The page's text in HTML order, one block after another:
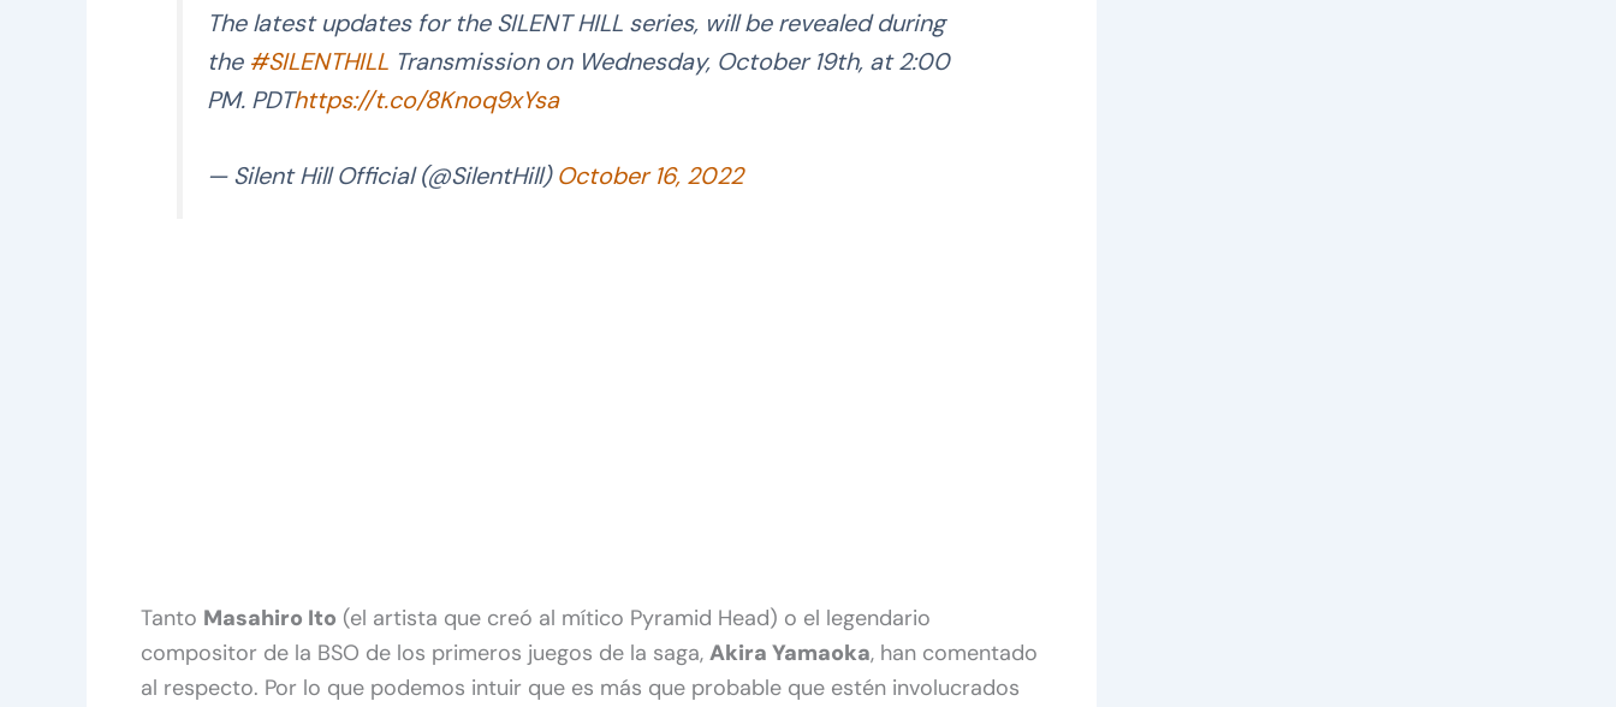
The latest updates for the SILENT HILL series, will be revealed during
the #SILENTHILLTransmission on Wednesday, October 19th, at 2:00
PM. PDThttps://t.co/8Knoq9xYsa
— Silent Hill Official (@SilentHill)October 16, 2022
Tanto Masahiro Ito (el artista que creó al mítico Pyramid Head) o el legendario
compositor de la BSO de los primeros juegos de la saga, Akira Yamaoka, han comentado
al respecto. Por lo que podemos intuir que es más que probable que estén involucrados